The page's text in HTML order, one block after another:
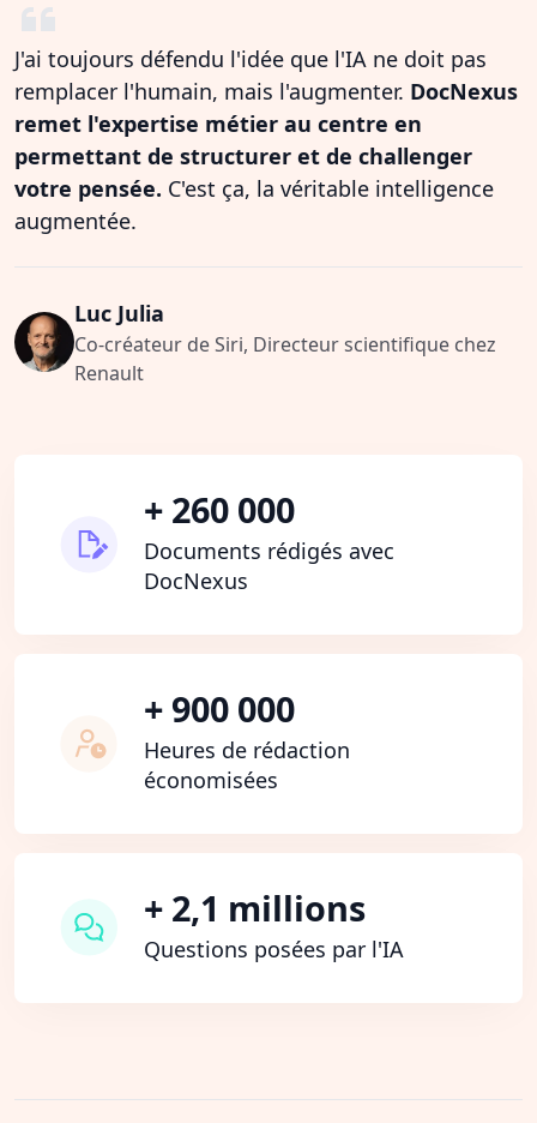
J'ai toujours défendu l'idée que l'IA ne doit pas
remplacer l'humain, mais l'augmenter. DocNexus
remet l'expertise métier au centre en
permettant de structurer et de challenger
votre pensée. C'est ça, la véritable intelligence
augmentée.
Luc Julia
Co-créateur de Siri, Directeur scientifique chez
Renault
+ 260 000
Documents rédigés avec
DocNexus
+ 900 000
Heures de rédaction
économisées
+ 2,1 millions
Questions posées par l'IA